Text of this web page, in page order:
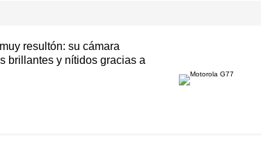
resultón: su cámara
brillantes y nítidos gracias a